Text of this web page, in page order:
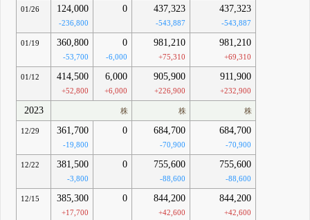
01/26 124,000
-236,800
0 437,323
-543,887
437,323
-543,887
01/19 360,800
-53,700
0
-6,000
981,210
+75,310
981,210
+69,310
01/12 414,500
+52,800
6,000
+6,000
905,900
+226,900
911,900
+232,900
2023 株 株 株
12/29 361,700
-19,800
0 684,700
-70,900
684,700
-70,900
12/22 381,500
-3,800
0 755,600
-88,600
755,600
-88,600
12/15 385,300
+17,700
0 844,200
+42,600
844,200
+42,600